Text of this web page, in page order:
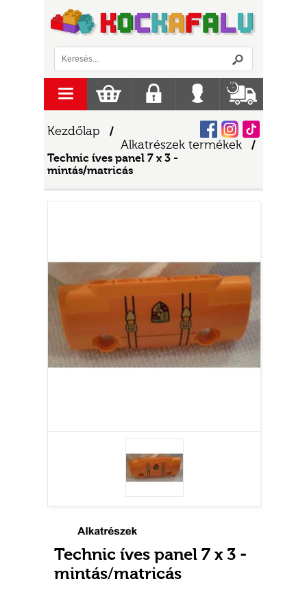
Kezdőlap /
Alkatrészek termékek
/
Technic íves panel 7 x 3 -
mintás/matricás
Technic íves panel 7 x 3 -
mintás/matricás